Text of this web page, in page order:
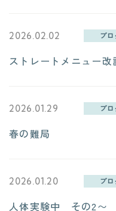
2026.02.02 ブロ
ストレートメニュー改
2026.01.29 ブロ
春の難局
2026.01.20 ブロ
人体実験中 その2〜